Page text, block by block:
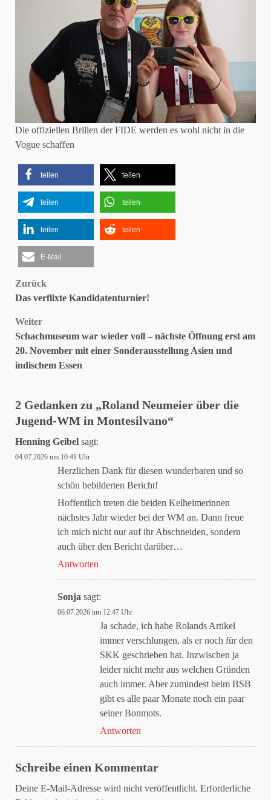
Die offiziellen Brillen der FIDE werden es wohl nicht in die
Vogue schaffen
teilen teilen
teilen teilen
teilen teilen
E-Mail
Beitragsnavigation
Zurück
Das verflixte Kandidatenturnier!
Weiter
Schachmuseum war wieder voll – nächste Öffnung erst am
20. November mit einer Sonderausstellung Asien und
indischem Essen
2 Gedanken zu „Roland Neumeier über die
Jugend-WM in Montesilvano“
Henning Geibel sagt:
04.07.2026 um 10:41 Uhr
Herzlichen Dank für diesen wunderbaren und so
schön bebilderten Bericht!
Hoffentlich treten die beiden Kelheimerinnen
nächstes Jahr wieder bei der WM an. Dann freue
ich mich nicht nur auf ihr Abschneiden, sondern
auch über den Bericht darüber…
Antworten
Sonja sagt:
06.07.2026 um 12:47 Uhr
Ja schade, ich habe Rolands Artikel
immer verschlungen, als er noch für den
SKK geschrieben hat. Inzwischen ja
leider nicht mehr aus welchen Gründen
auch immer. Aber zumindest beim BSB
gibt es alle paar Monate noch ein paar
seiner Bonmots.
Antworten
Schreibe einen Kommentar
Deine E-Mail-Adresse wird nicht veröffentlicht. Erforderliche